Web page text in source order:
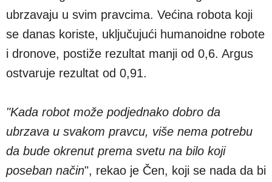
ubrzavaju u svim pravcima. Većina robota koji
se danas koriste, uključujući humanoidne robote
i dronove, postiže rezultat manji od 0,6. Argus
ostvaruje rezultat od 0,91.
"Kada robot može podjednako dobro da
ubrzava u svakom pravcu, više nema potrebu
da bude okrenut prema svetu na bilo koji
poseban način", rekao je Čen, koji se nada da bi